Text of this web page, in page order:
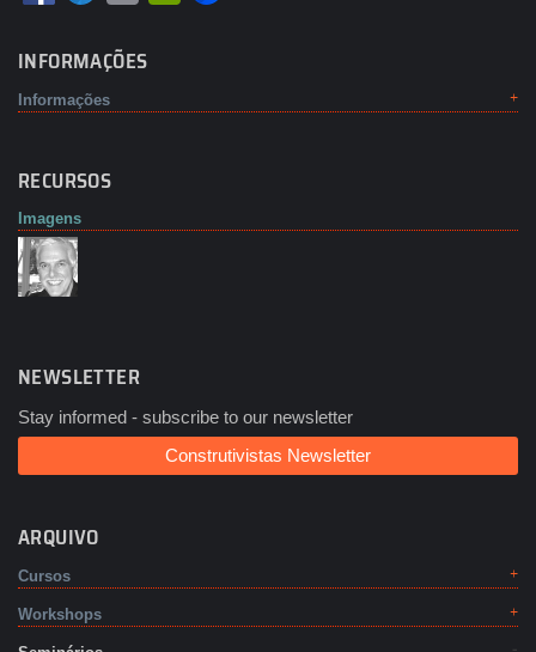
INFORMAÇÕES
Informações
RECURSOS
Imagens
NEWSLETTER
Stay informed - subscribe to our newsletter
Construtivistas Newsletter
ARQUIVO
Cursos
Workshops